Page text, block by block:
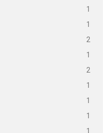
1
1
2
1
2
1
1
1